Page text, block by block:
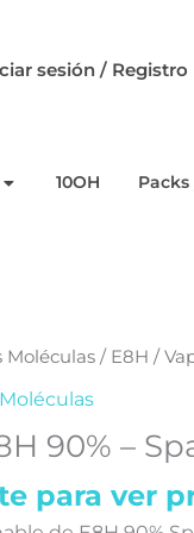
sesión / Registro
Aperto Resinas
10OH
Moléculas / E8H /
90% –
para ver